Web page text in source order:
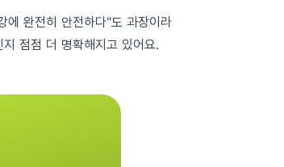
에 완전히 안전하다"도 과장이라
점점 더 명확해지고 있어요.